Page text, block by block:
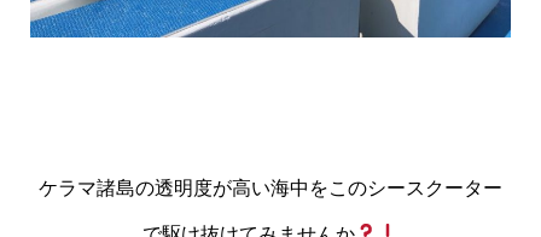
ケラマ諸島の透明度が高い海中をこのシースクーター